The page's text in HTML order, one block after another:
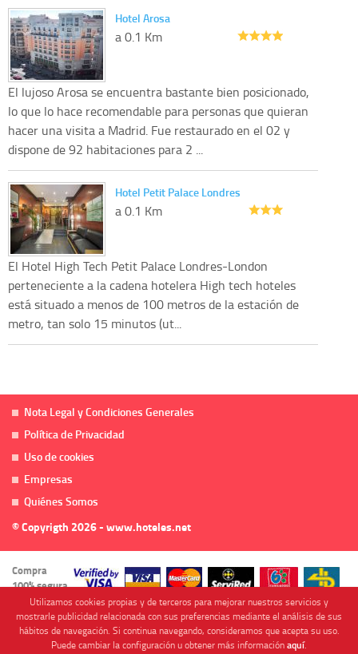
Hotel Arosa
a 0.1 Km
El lujoso Arosa se encuentra bastante bien posicionado,
lo que lo hace recomendable para personas que quieran
hacer una visita a Madrid. Fue restaurado en el 02 y
dispone de 92 habitaciones para 2 ...
Hotel Petit Palace Londres
a 0.1 Km
El Hotel High Tech Petit Palace Londres-London
perteneciente a la cadena hotelera High tech hoteles
está situado a menos de 100 metros de la estación de
metro, tan solo 15 minutos (ut...
Nota Legal y Condiciones Generales
Política de Privacidad
Uso de cookies
Empresas
Quiénes Somos
© Copyrigth 2026 - www.hoteles.net
Compra
100% segura
Utilizamos cookies propias y de terceros para mejorar nuestros servicios y
mostrarle publicidad relacionada con sus preferencias mediante el análisis de sus
hábitos de navegación. Si continua navegando, consideramos que acepta su uso.
Puede cambiar la configuración u obtener más informaciónaquí.